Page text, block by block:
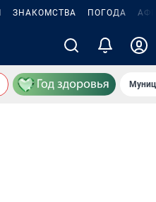
ЗНАКОМСТВА ПОГОДА